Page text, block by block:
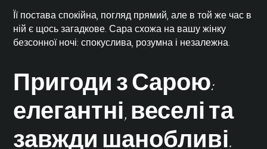
Її постава спокійна, погляд прямий, але в той же час в
ній є щось загадкове. Сара схожа на вашу жінку
безсонної ночі: спокуслива, розумна і незалежна.
Пригоди з Сарою:
елегантні, веселі та
завжди шанобливі.